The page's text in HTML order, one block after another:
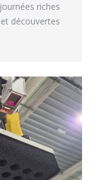
riches
découvertes